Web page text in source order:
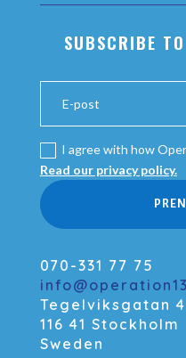
SUBSCRIBE
I agree with how
Read our privacy policy.
070-331 77 75
Tegelviksgatan
116 41 Stockholm
Sweden